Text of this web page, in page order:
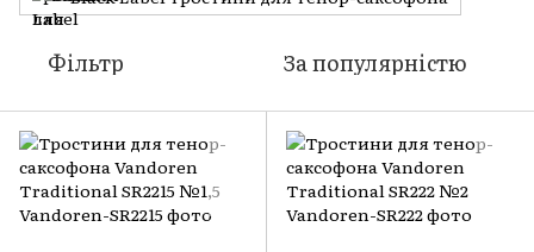
Фільтр За популярністю